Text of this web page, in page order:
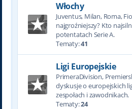
Włochy
Juventus, Milan, Roma,
najgroźniejszy? Kto
potentatach Serie A.
Tematy:41
Ligi Europejskie
PrimeraDivision,
dyskusje o europejskich
zespołach i zawodnikach.
Tematy:24